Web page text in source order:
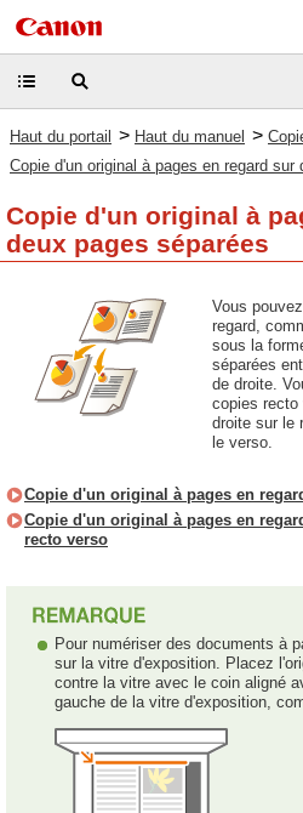
Haut du portail > Haut du manuel >
Copie d'un original à pages en regard sur
Copie d'un original à
deux pages séparées
Vous
regard,
sous la
séparées
de droite.
copies recto
droite sur le
le verso.
Copie d'un original à pages en
Copie d'un original à pages en
recto verso
Pour numériser des documents à
sur la vitre d'exposition. Placez
contre la vitre avec le coin aligné
gauche de la vitre d'exposition,